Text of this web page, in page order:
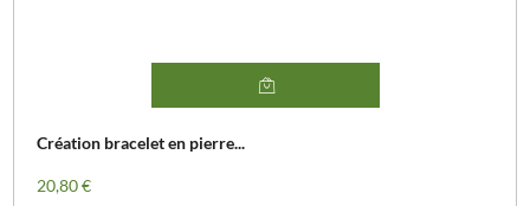
Création bracelet en pierre...
Prix
20,80 €